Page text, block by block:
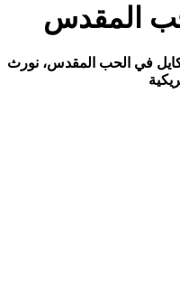
المقدس
في الحب المقدس، نورث